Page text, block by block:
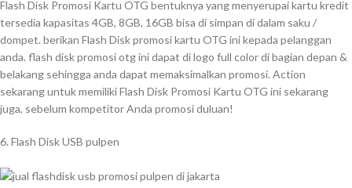
Flash Disk Promosi Kartu OTG bentuknya yang menyerupai kartu kredit
tersedia kapasitas 4GB, 8GB, 16GB bisa di simpan di dalam saku /
dompet. berikan Flash Disk promosi kartu OTG ini kepada pelanggan
anda. flash disk promosi otg ini dapat di logo full color di bagian depan &
belakang sehingga anda dapat memaksimalkan promosi. Action
sekarang untuk memiliki Flash Disk Promosi Kartu OTG ini sekarang
juga, sebelum kompetitor Anda promosi duluan!
6. Flash Disk USB pulpen